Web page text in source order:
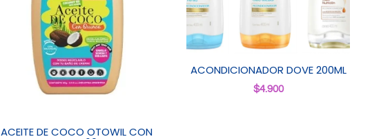
ACEITE DE COCO OTOWIL CON
ACONDICIONADOR DOVE 200ML
$4.900